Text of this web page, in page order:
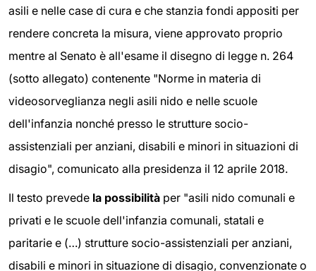
asili e nelle case di cura e che stanzia fondi appositi per
rendere concreta la misura, viene approvato proprio
mentre al Senato è all'esame il disegno di legge n. 264
(sotto allegato) contenente "Norme in materia di
videosorveglianza negli asili nido e nelle scuole
dell'infanzia nonché presso le strutture socio-
assistenziali per anziani, disabili e minori in situazioni di
disagio", comunicato alla presidenza il 12 aprile 2018.
Il testo prevede la possibilità per "asili nido comunali e
privati e le scuole dell'infanzia comunali, statali e
paritarie e (…) strutture socio-assistenziali per anziani,
disabili e minori in situazione di disagio, convenzionate o